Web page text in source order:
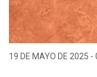
19 DE MAYO DE 2025 -